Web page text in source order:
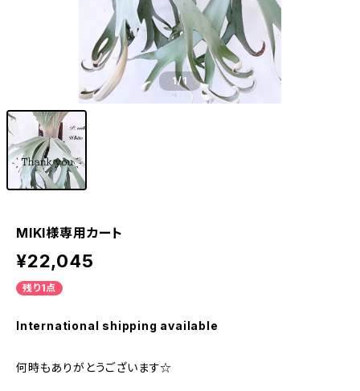
1/1
MIKI様専用カート
¥22,045
残り1点
International shipping available
何時もありがとうございます☆